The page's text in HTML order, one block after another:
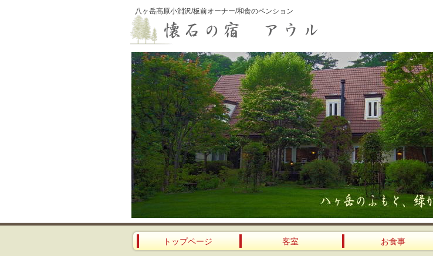
八ヶ岳高原小淵沢/板前オーナー/和食のペンション
トップページ 客室 お食事